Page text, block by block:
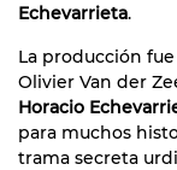
Echevarrieta.
La producción
Olivier Van der
Horacio
para muchos
trama secreta